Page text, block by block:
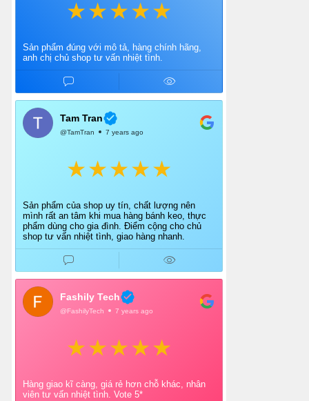
Sản phẩm đúng với mô tả, hàng chính hãng,
anh chị chủ shop tư vấn nhiệt tình.
Tam Tran
@TamTran 7 years ago
Sản phẩm của shop uy tín, chất lượng nên
mình rất an tâm khi mua hàng bánh keo, thực
phẩm dùng cho gia đình. Điểm cộng cho chủ
shop tư vấn nhiệt tình, giao hàng nhanh.
Fashily Tech
@FashilyTech 7 years ago
Hàng giao kĩ càng, giá rẻ hơn chỗ khác, nhân
viên tư vấn nhiệt tình. Vote 5*